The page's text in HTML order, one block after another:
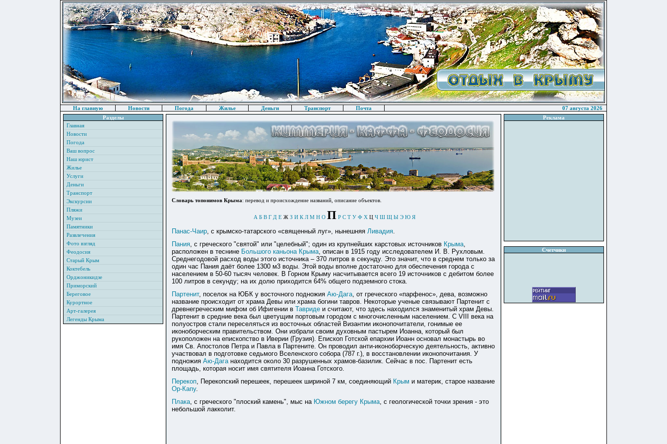
На главную Новости Погода Жилье Деньги Транспорт Почта
07 августа 2026
Разделы
Главная
Новости
Погода
Ваш вопрос
Наш юрист
Жилье
Услуги
Деньги
Транспорт
Экскурсии
Пляжи
Музеи
Памятники
Развлечения
Фото взгляд
Феодосия
Старый Крым
Коктебель
Орджоникидзе
Приморский
Береговое
Курортное
Арт-галерея
Легенды Крыма
Словарь топонимов Крыма: перевод и происхождение названий, описание объектов.
А Б В Г Д ЕЖ З И К Л М Н О П Р С Т У Ф Х Ц Ч Ш Щ Ы Э Ю Я
Панас-Чаир, с крымско-татарского «священный луг», нынешняя Ливадия.
Пания, с греческого "святой" или "целебный"; один из крупнейших карстовых источников Крыма,
расположен в теснине Большого каньона Крыма, описан в 1915 году исследователем И. В. Рухловым.
Среднегодовой расход воды этого источника – 370 литров в секунду. Это значит, что в среднем только за
один час Пания даёт более 1300 м3 воды. Этой воды вполне достаточно для обеспечения города с
населением в 50-60 тысяч человек. В Горном Крыму насчитывается всего 19 источников с дебитом более
100 литров в секунду; на их долю приходится 64% общего подземного стока.
Партенит, поселок на ЮБК у восточного подножия Аю-Дага, от греческого «парфенос», дева, возможно
название происходит от храма Девы или храма богини тавров. Некоторые ученые связывают Партенит с
древнегреческим мифом об Ифигении в Тавриде и считают, что здесь находился знаменитый храм Девы.
Партенит в средние века был цветущим портовым городом с многочисленным населением. С VIII века на
полуостров стали переселяться из восточных областей Византии иконопочитатели, гонимые ее
иконоборческим правительством. Они избрали своим духовным пастырем Иоанна, который был
рукоположен на епископство в Иверии (Грузия). Епископ Готской епархии Иоанн основал монастырь во
имя Св. Апостолов Петра и Павла в Партените. Он проводил анти-иконоборческую деятельность, активно
участвовал в подготовке седьмого Вселенского собора (787 г.), в восстановлении иконопочитания. У
подножия Аю-Даганаходится около 30 разрушенных храмов-базилик. Сейчас в пос. Партенит есть
площадь, которая носит имя святителя Иоанна Готского.
Перекоп, Перекопский перешеек, перешеек шириной 7 км, соединяющий Крым и материк, старое название
Ор-Капу.
Плака, с греческого "плоский камень", мыс на Южном берегу Крыма, с геологической точки зрения - это
небольшой лакколит.
Реклама
Счетчики